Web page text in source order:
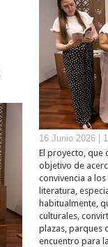
16 Junio 2026 |
El proyecto, que
objetivo de
convivencia a
literatura,
habitualmente,
culturales,
plazas, parques
encuentro para